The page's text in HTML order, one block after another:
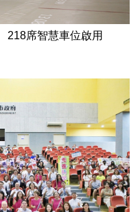
席智慧車位啟用